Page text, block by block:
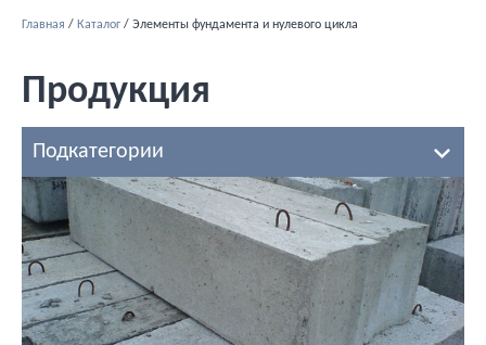
Главная / Каталог / Элементы фундамента и нулевого цикла
Продукция
Подкатегории